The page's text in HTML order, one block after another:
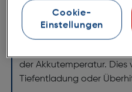
Erkennungschip im Akku
verfügen über eine IC-
zur Kontrolle der
der Akkutemperatur. Dies
Tiefentladung oder
Cookie-
Einstellungen